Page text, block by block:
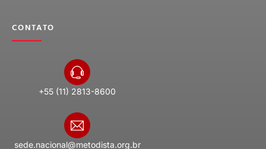
CONTATO
+55 (11) 2813-8600
sede.nacional@metodista.org.br